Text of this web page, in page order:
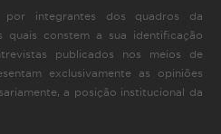
por integrantes dos quadros da
quais constem a sua identificação
publicados nos meios de
exclusivamente as opiniões
a posição institucional da